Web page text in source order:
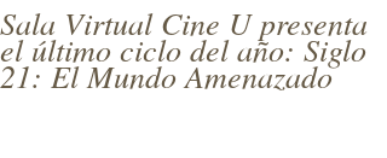
Sala Virtual Cine U presenta
el último ciclo del año: Siglo
21: El Mundo Amenazado